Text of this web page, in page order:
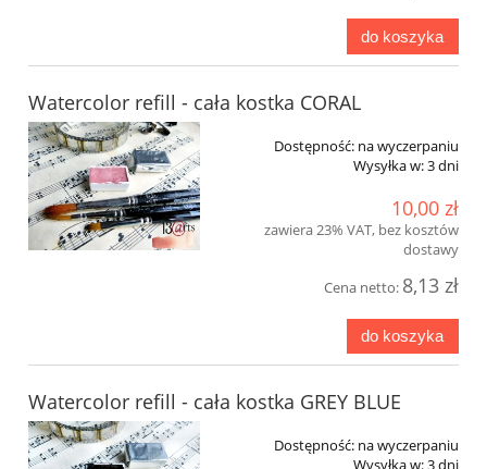
do koszyka
Watercolor refill - cała kostka CORAL
Dostępność: na wyczerpaniu
Wysyłka w:3 dni
10,00 zł
zawiera 23% VAT, bez kosztów
dostawy
Cena netto: 8,13 zł
do koszyka
Watercolor refill - cała kostka GREY BLUE
Dostępność: na wyczerpaniu
Wysyłka w:3 dni